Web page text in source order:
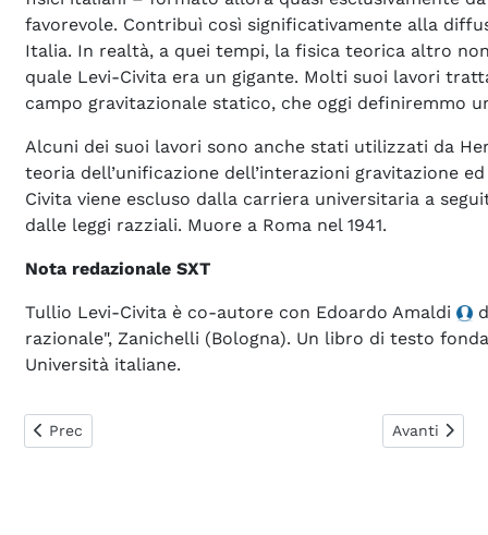
favorevole. Contribuì così significativamente alla
Italia. In realtà, a quei tempi, la fisica teorica altro
quale Levi-Civita era un gigante. Molti suoi lavori
campo gravitazionale statico, che oggi definiremmo
Alcuni dei suoi lavori sono anche stati utilizzati da
teoria dell’unificazione dell’interazioni gravitazione
Civita viene escluso dalla carriera universitaria a
dalle leggi razziali. Muore a Roma nel 1941.
Nota redazionale SXT
Tullio Levi-Civita è co-autore con Edoardo Amaldi
razionale", Zanichelli (Bologna). Un libro di testo
Università italiane.
Articolo precedente: Lenz Emilij Kristianovic (Heinrich
Prec Articolo
Avanti